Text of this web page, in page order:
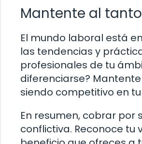
Mantente al
El mundo laboral está
las tendencias y
profesionales de tu
diferenciarse?
siendo competitivo en
En resumen, cobrar
conflictiva. Reconoce